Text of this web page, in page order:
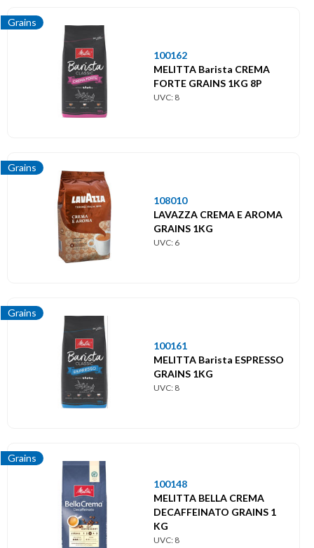
Grains
100162
MELITTA Barista CREMA
FORTE GRAINS 1KG 8P
UVC: 8
Grains
108010
LAVAZZA CREMA E AROMA
GRAINS 1KG
UVC: 6
Grains
100161
MELITTA Barista ESPRESSO
GRAINS 1KG
UVC: 8
Grains
100148
MELITTA BELLA CREMA
DECAFFEINATO GRAINS 1
KG
UVC: 8